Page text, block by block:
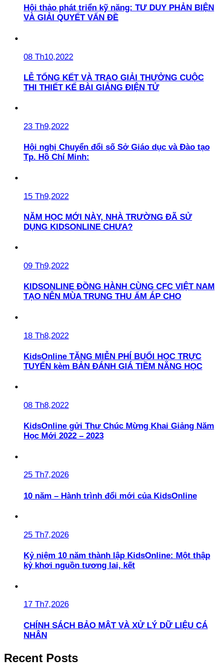
Hội thảo phát triển kỹ năng: TƯ DUY PHẢN BIỆN
VÀ GIẢI QUYẾT VẤN ĐỀ
08 Th10,2022
LỄ TỔNG KẾT VÀ TRAO GIẢI THƯỞNG CUỘC
THI THIẾT KẾ BÀI GIẢNG ĐIỆN TỬ
23 Th9,2022
Hội nghị Chuyển đổi số Sở Giáo dục và Đào tạo
Tp. Hồ Chí Minh:
15 Th9,2022
NĂM HỌC MỚI NÀY, NHÀ TRƯỜNG ĐÃ SỬ
DỤNG KIDSONLINE CHƯA?
09 Th9,2022
KIDSONLINE ĐỒNG HÀNH CÙNG CFC VIỆT NAM
TẠO NÊN MÙA TRUNG THU ẤM ÁP CHO
18 Th8,2022
KidsOnline TẶNG MIỄN PHÍ BUỔI HỌC TRỰC
TUYẾN kèm BẢN ĐÁNH GIÁ TIỀM NĂNG HỌC
08 Th8,2022
KidsOnline gửi Thư Chúc Mừng Khai Giảng Năm
Học Mới 2022 – 2023
25 Th7,2026
10 năm – Hành trình đổi mới của KidsOnline
25 Th7,2026
Kỷ niệm 10 năm thành lập KidsOnline: Một thập
kỷ khơi nguồn tương lai, kết
17 Th7,2026
CHÍNH SÁCH BẢO MẬT VÀ XỬ LÝ DỮ LIỆU CÁ
NHÂN
Recent Posts